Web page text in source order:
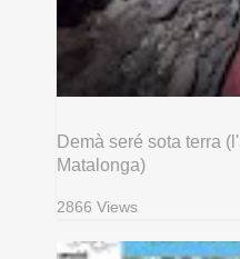
Demà seré sota terra
Matalonga)
2866 Views